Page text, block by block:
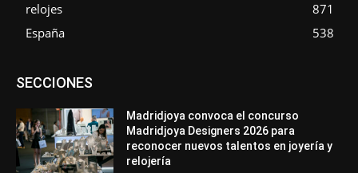
relojes
871
España
538
SECCIONESAsociaciones
Entrevistas
Mundo Técnico
Novedades Opiniones
Perspectiva
Premios
Secciones Sin categoría
Más
Madridjoya convoca el concurso
Madridjoya Designers 2026 para
reconocer nuevos talentos en joyería y
relojería